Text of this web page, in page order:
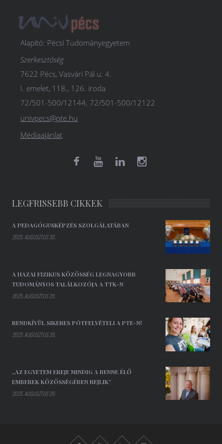
Alapító: Pécsi Tudományegyetem
Szerkesztőség
7622 Pécs, Vasvári Pál u. 4.
I. emelet, 118., 126. iroda
72/501-500/12144; 72/501-500/12122
univpecs@pte.hu
Médiaajánlat
LEGFRISSEBB CIKKEK
A PEDAGÓGUSKÉPZÉS SZOLGÁLATÁBAN
2025. AUGUSZTUS 30.
A HAZAI FIZIKUS KÖZÖSSÉG LEGNAGYOBB
TUDOMÁNYOS TALÁLKOZÓJA A TTK-N
2025. AUGUSZTUS 29.
RENDKÍVÜL SIKERES PÓTFELVÉTELI A PTE-N!
2025. AUGUSZTUS 29.
„AZ EGYETEM EREJE MINDIG A BENNE ÉLŐ
EMBEREK KÖZÖSSÉGÉBEN REJLIK”
2025. AUGUSZTUS 29.